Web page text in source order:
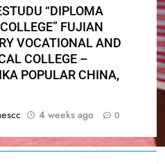
“DIPLOMA
FUJIAN
VOCATIONAL AND
COLLEGE –
POPULAR CHINA,
4 weeks ago 0